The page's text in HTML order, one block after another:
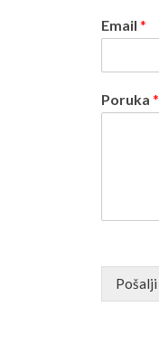
Email *
Poruka *
Pošalji